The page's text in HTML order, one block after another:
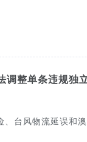
整单条违规独
、台风物流延误和